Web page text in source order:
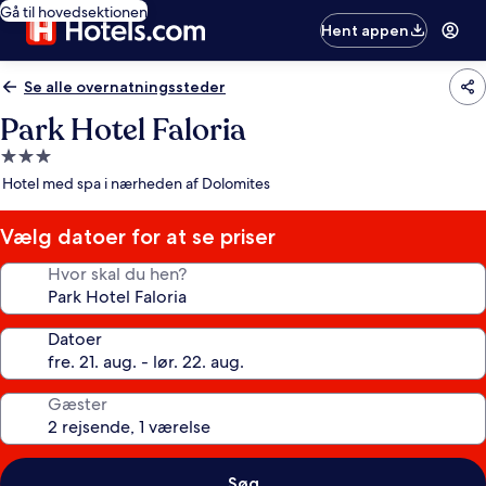
Gå til hovedsektionen
Hent appen
Se alle overnatningssteder
Park Hotel Faloria
3.0-
stjernet
Hotel med spa i nærheden af Dolomites
Vælg datoer for at se priser
Hvor skal du hen?
Datoer
Gæster